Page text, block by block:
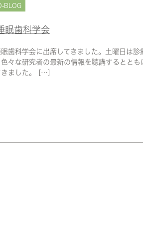
BLOG
眠歯科学会
歯科学会に出席してきました。土曜日は診
々な研究者の最新の情報を聴講するとと
きました。 […]